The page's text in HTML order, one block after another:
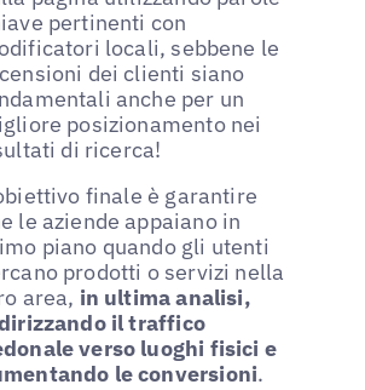
pertinenti con
locali, sebbene le
dei clienti siano
anche per un
posizionamento nei
di ricerca!
finale è garantire
le aziende appaiano in
piano quando gli utenti
prodotti o servizi nella
area, in ultima analisi,
il traffico
verso luoghi fisici e
le conversioni.